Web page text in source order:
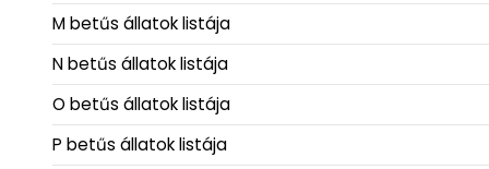
M betűs állatok listája
N betűs állatok listája
O betűs állatok listája
P betűs állatok listája